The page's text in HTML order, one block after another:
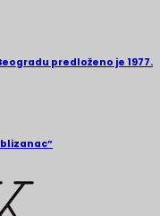
predloženo je 1977.